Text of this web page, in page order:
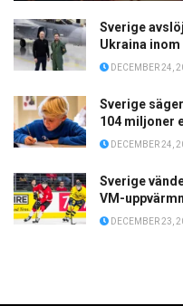
Sverige
Ukraina
DECEMBER 24,
Sverige
104 miljoner
DECEMBER 24,
Sverige
VM-
DECEMBER 23,